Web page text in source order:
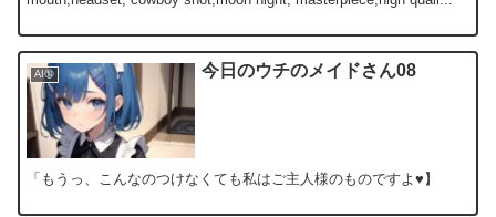
AI🔞 今日のウチのメイドさん08
「もうっ、こんなのつけなくても私はご主人様のものですよ♥】